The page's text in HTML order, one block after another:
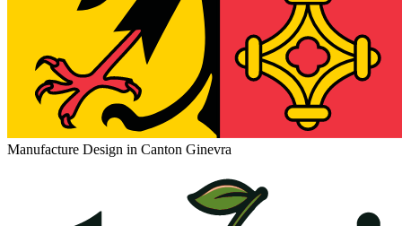
Manufacture Design in Canton Ginevra